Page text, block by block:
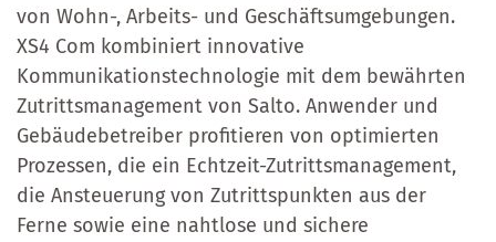
von Wohn-, Arbeits- und Geschäftsumgebungen.
XS4 Com kombiniert innovative
Kommunikationstechnologie mit dem bewährten
Zutrittsmanagement von Salto. Anwender und
Gebäudebetreiber profitieren von optimierten
Prozessen, die ein Echtzeit-Zutrittsmanagement,
die Ansteuerung von Zutrittspunkten aus der
Ferne sowie eine nahtlose und sichere